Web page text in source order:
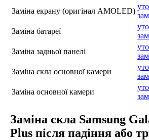
Заміна екрану (оригінал AMOLED)
Заміна батареї
Заміна задньої панелі
Заміна скла основної камери
Заміна основної камери
Заміна скла Samsung
Plus після падіння або